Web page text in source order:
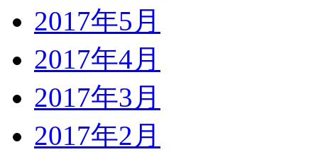
2017年5月
2017年4月
2017年3月
2017年2月